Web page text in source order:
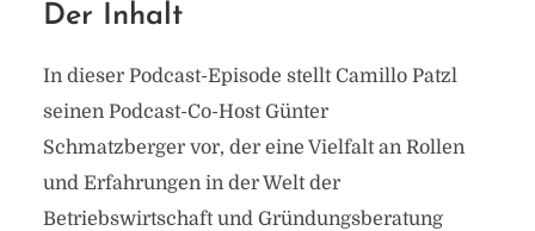
Der Inhalt
In dieser Podcast-Episode stellt Camillo Patzl
seinen Podcast-Co-Host Günter
Schmatzberger vor, der eine Vielfalt an Rollen
und Erfahrungen in der Welt der
Betriebswirtschaft und Gründungsberatung